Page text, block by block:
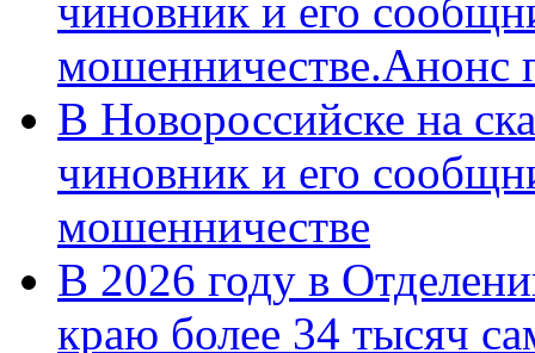
чиновник и его
мошенничестве.Анонс
В Новороссийске на
чиновник и его
мошенничестве
В 2026 году в
краю более 34 тысяч